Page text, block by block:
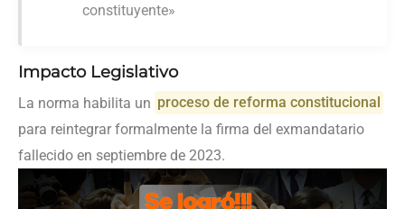
constituyente»
Impacto Legislativo
La norma habilita un proceso de reforma constitucional
para reintegrar formalmente la firma del exmandatario
fallecido en septiembre de 2023.